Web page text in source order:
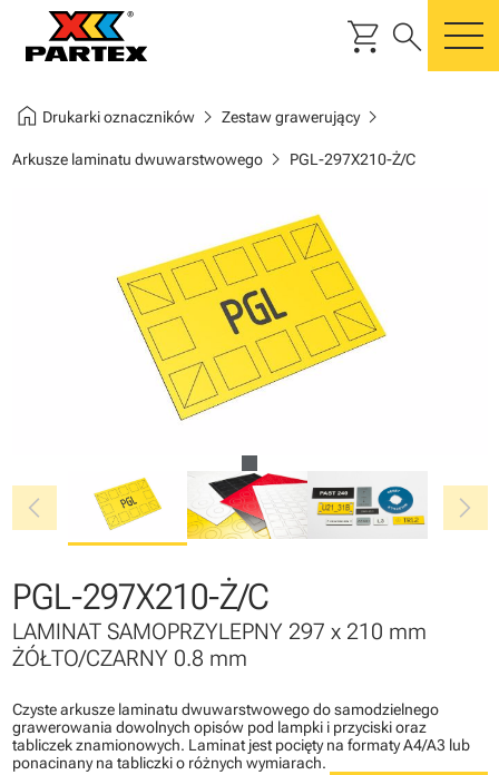
shopping_cart search
home Drukarki oznacznikówchevron_right Zestaw grawerującychevron_right
Arkusze laminatu dwuwarstwowegochevron_right PGL-297X210-Ż/C
chevron_left chevron_right
PGL-297X210-Ż/C
LAMINAT SAMOPRZYLEPNY 297 x 210 mm
ŻÓŁTO/CZARNY 0.8 mm
Czyste arkusze laminatu dwuwarstwowego do samodzielnego
grawerowania dowolnych opisów pod lampki i przyciski oraz
tabliczek znamionowych. Laminat jest pocięty na formaty A4/A3 lub
ponacinany na tabliczki o różnych wymiarach.